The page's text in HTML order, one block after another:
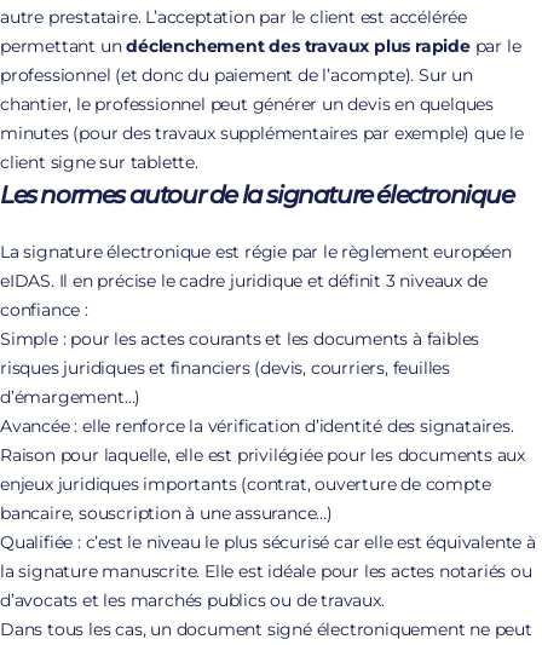
autre prestataire. L’acceptation par le client est accélérée
permettant undéclenchement des travaux plus rapidepar le
professionnel (et donc du paiement de l’acompte). Sur un
chantier, le professionnel peut générer un devis en quelques
minutes (pour des travaux supplémentaires par exemple) que le
client signe sur tablette.
Les normes autour de la signature électronique
La signature électronique est régie par le règlement européen
eIDAS. Il en précise le cadre juridique et définit 3 niveaux de
confiance :
Simple : pour les actes courants et les documents à faibles
risques juridiques et financiers (devis, courriers, feuilles
d’émargement…)
Avancée : elle renforce la vérification d’identité des signataires.
Raison pour laquelle, elle est privilégiée pour les documents aux
enjeux juridiques importants (contrat, ouverture de compte
bancaire, souscription à une assurance…)
Qualifiée : c’est le niveau le plus sécurisé car elle est équivalente à
la signature manuscrite. Elle est idéale pour les actes notariés ou
d’avocats et les marchés publics ou de travaux.
Dans tous les cas, un document signé électroniquement ne peut